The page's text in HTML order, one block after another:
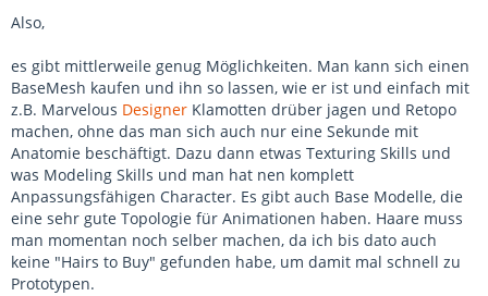
Also,
es gibt mittlerweile genug Möglichkeiten. Man kann sich einen
BaseMesh kaufen und ihn so lassen, wie er ist und einfach mit
z.B. Marvelous Designer Klamotten drüber jagen und Retopo
machen, ohne das man sich auch nur eine Sekunde mit
Anatomie beschäftigt. Dazu dann etwas Texturing Skills und
was Modeling Skills und man hat nen komplett
Anpassungsfähigen Character. Es gibt auch Base Modelle, die
eine sehr gute Topologie für Animationen haben. Haare muss
man momentan noch selber machen, da ich bis dato auch
keine "Hairs to Buy" gefunden habe, um damit mal schnell zu
Prototypen.